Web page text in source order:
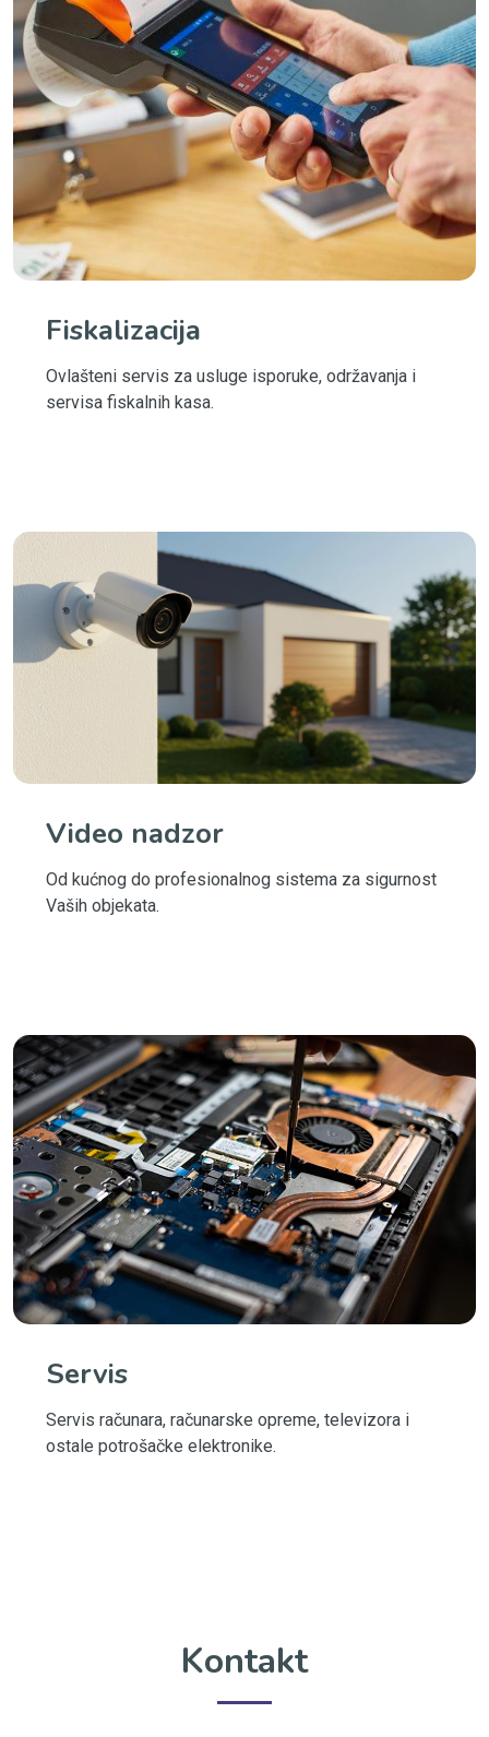
Fiskalizacija
Ovlašteni servis za usluge isporuke, održavanja i
servisa fiskalnih kasa.
Video nadzor
Od kućnog do profesionalnog sistema za sigurnost
Vaših objekata.
Servis
Servis računara, računarske opreme, televizora i
ostale potrošačke elektronike.
Kontakt